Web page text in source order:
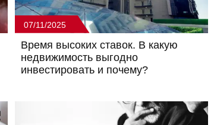
07/11/2025
Время высоких ставок. В какую
недвижимость выгодно
инвестировать и почему?